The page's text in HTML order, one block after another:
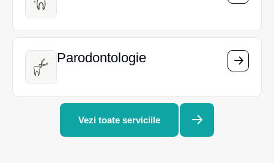
Parodontologie
Parodontologie
Vezi toate serviciile